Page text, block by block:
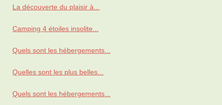
La découverte du plaisir à...
Camping 4 étoiles insolite...
Quels sont les hébergements...
Quelles sont les plus belles...
Quels sont les hébergements...